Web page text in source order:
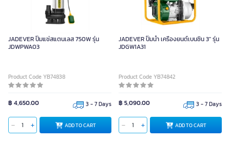
JADEVER ปั๊มแช่สแตนเลส 750W รุ่น
JDWPWA03
Product Code YB74838
฿ 4,650.00 3 - 7 Days
ADD TO CART
JADEVER ปั๊มน้ำ เครื่องยนต์เบนซิน 3" รุ่น
JDGW1A31
Product Code YB74842
฿ 5,090.00 3 - 7 Days
ADD TO CART